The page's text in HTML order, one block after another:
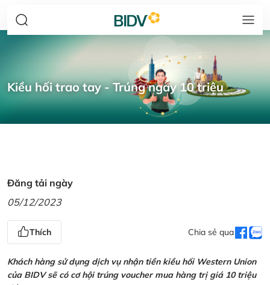
Kiều hối trao tay - Trúng ngay 10 triệu
Đăng tải ngày
05/12/2023
Thích Chia sẻ qua
Khách hàng sử dụng dịch vụ nhận tiền kiều hối Western Union
của BIDV sẽ có cơ hội trúng voucher mua hàng trị giá 10 triệu